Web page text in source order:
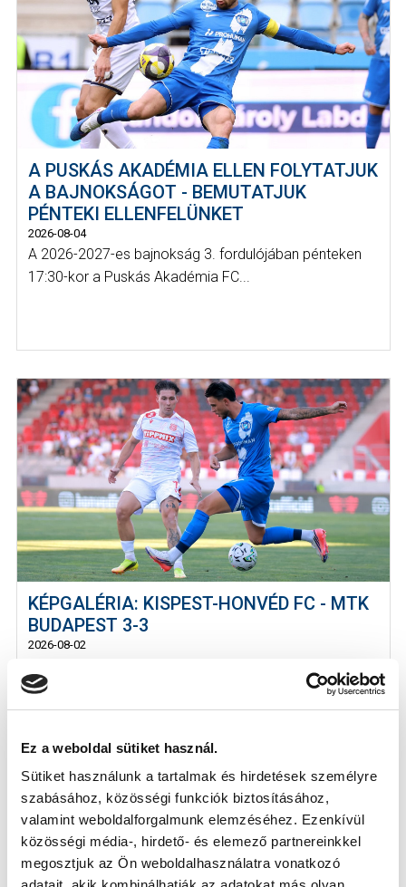
Ez a weboldal sütiket használ.
Sütiket használunk a tartalmak és hirdetések személyre
szabásához, közösségi funkciók biztosításához,
valamint weboldalforgalmunk elemzéséhez. Ezenkívül
közösségi média-, hirdető- és elemező partnereinkkel
megosztjuk az Ön weboldalhasználatra vonatkozó
A PUSKÁS AKADÉMIA ELLEN FOLYTATJUK
A BAJNOKSÁGOT - BEMUTATJUK
PÉNTEKI ELLENFELÜNKET
2026-08-04
A 2026-2027-es bajnokság 3. fordulójában pénteken
17:30-kor a Puskás Akadémia FC...
KÉPGALÉRIA: KISPEST-HONVÉD FC - MTK
BUDAPEST 3-3
2026-08-02
KÖVETKEZŐ MÉRKŐZÉS